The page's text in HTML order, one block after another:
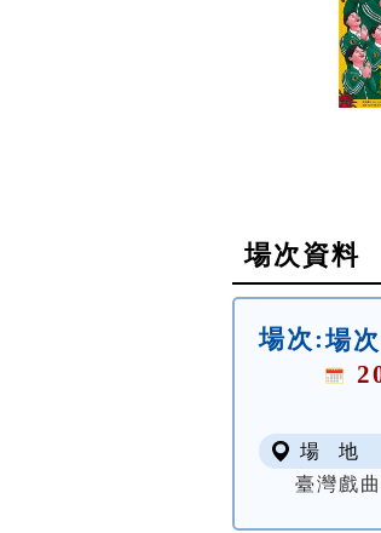
場次資料
場次:場
場 地
臺灣戲